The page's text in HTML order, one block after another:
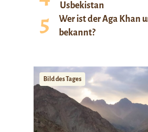
Usbekistan
Wer ist der Aga Khan
bekannt?
Bild des Tages